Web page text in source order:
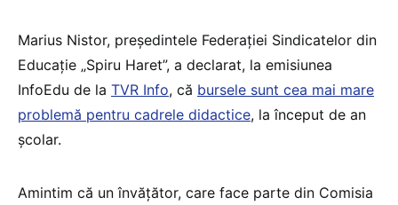
Marius Nistor, președintele Federației Sindicatelor din
Educație „Spiru Haret”, a declarat, la emisiunea
InfoEdu de la TVR Info, că bursele sunt cea mai mare
problemă pentru cadrele didactice, la început de an
școlar.
Amintim că un învățător, care face parte din Comisia